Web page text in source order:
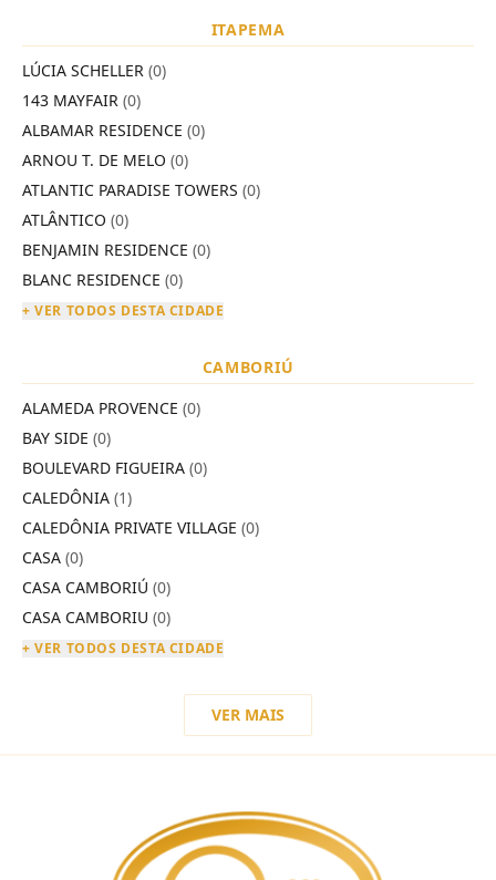
ITAPEMA
LÚCIA SCHELLER (0)
143 MAYFAIR (0)
ALBAMAR RESIDENCE (0)
ARNOU T. DE MELO (0)
ATLANTIC PARADISE TOWERS (0)
ATLÂNTICO (0)
BENJAMIN RESIDENCE (0)
BLANC RESIDENCE (0)
+ VER TODOS DESTA CIDADE
CAMBORIÚ
ALAMEDA PROVENCE (0)
BAY SIDE (0)
BOULEVARD FIGUEIRA (0)
CALEDÔNIA (1)
CALEDÔNIA PRIVATE VILLAGE (0)
CASA (0)
CASA CAMBORIÚ (0)
CASA CAMBORIU (0)
+ VER TODOS DESTA CIDADE
VER MAIS